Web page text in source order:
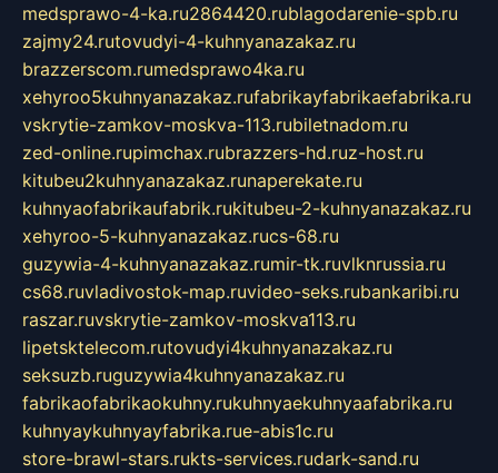
medsprawo-4-ka.ru2864420.rublagodarenie-spb.ru
zajmy24.rutovudyi-4-kuhnyanazakaz.ru
brazzerscom.rumedsprawo4ka.ru
xehyroo5kuhnyanazakaz.rufabrikayfabrikaefabrika.ru
vskrytie-zamkov-moskva-113.rubiletnadom.ru
zed-online.rupimchax.rubrazzers-hd.ruz-host.ru
kitubeu2kuhnyanazakaz.runaperekate.ru
kuhnyaofabrikaufabrik.rukitubeu-2-kuhnyanazakaz.ru
xehyroo-5-kuhnyanazakaz.rucs-68.ru
guzywia-4-kuhnyanazakaz.rumir-tk.ruvlknrussia.ru
cs68.ruvladivostok-map.ruvideo-seks.rubankaribi.ru
raszar.ruvskrytie-zamkov-moskva113.ru
lipetsktelecom.rutovudyi4kuhnyanazakaz.ru
seksuzb.ruguzywia4kuhnyanazakaz.ru
fabrikaofabrikaokuhny.rukuhnyaekuhnyaafabrika.ru
kuhnyaykuhnyayfabrika.rue-abis1c.ru
store-brawl-stars.rukts-services.rudark-sand.ru